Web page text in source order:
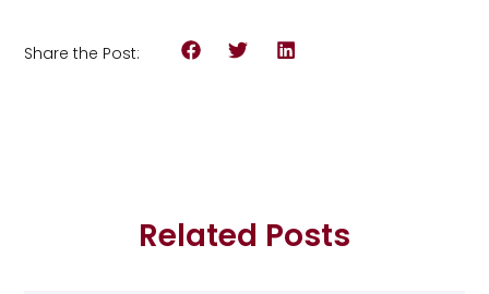
Share the Post:
Related Posts